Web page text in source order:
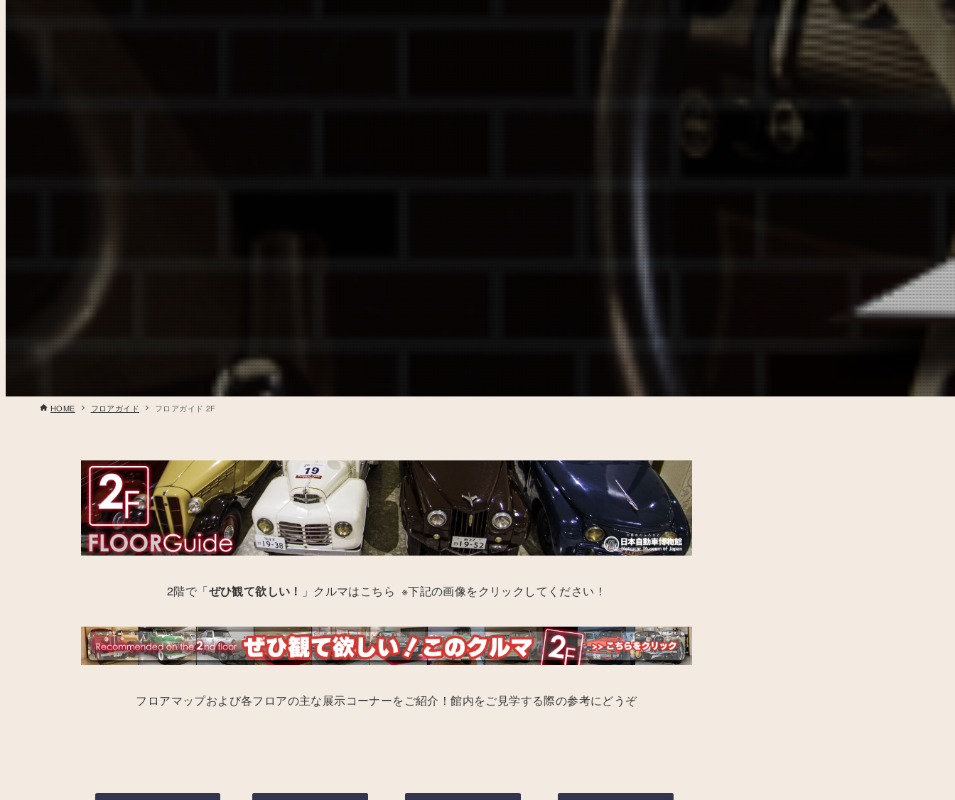
HOME フロアガイド フロアガイド 2F
2階で「ぜひ観て欲しい！ 」クルマはこちら ※下記の画像をクリックしてください！
フロアマップおよび各フロアの主な展示コーナーをご紹介！館内をご見学する際の参考にどうぞ